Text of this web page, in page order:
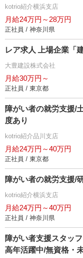
kotrio紹介横浜支店
月給24万円～28万円
正社員 / 神奈川県
レア求人 上場企業「
大豊建設株式会社
月給30万円～
正社員 / 東京都
障がい者の就労支援/
度あり
kotrio紹介品川支店
月給24万円～40万円
正社員 / 東京都
障がい者の就労支援/
kotrio紹介横浜支店
月給24万円～40万円
正社員 / 神奈川県
障がい者支援スタッ
高年活躍中/無資格・